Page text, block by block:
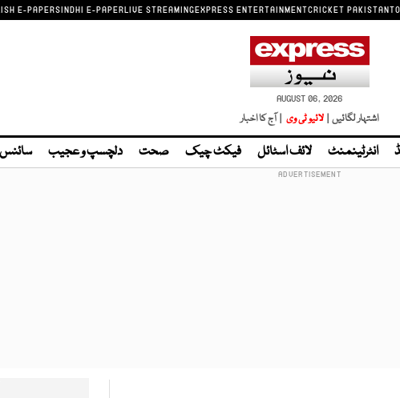
E-PAPERSINDHI E-PAPERLIVE STREAMINGEXPRESS ENTERTAINMENTCRICKET PAKISTAN
AUGUST 06, 2026
اشتہار لگائیں | لائیو ٹی وی | آج کا اخبار
انٹرٹینمنٹ لائف اسٹائل فیکٹ چیک صحت دلچسپ و عجیب سائنس